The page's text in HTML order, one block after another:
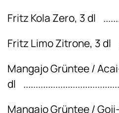
Fritz Kola Zero, 3 dl
Fritz Limo Zitrone, 3 dl
Mangajo Grüntee /
dl
Mangajo Grüntee /